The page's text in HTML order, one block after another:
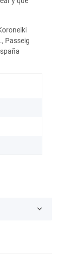
Passeig